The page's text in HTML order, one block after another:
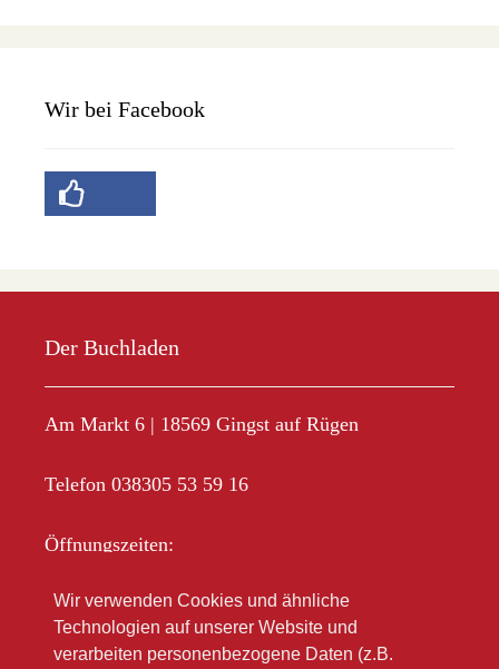
Wir bei Facebook
Der Buchladen
Am Markt 6 | 18569 Gingst auf Rügen
Telefon 038305 53 59 16
Öffnungszeiten:
Sa 10.00 – 12.00
Im Sommer oft länger
Wir verwenden Cookies und ähnliche
Technologien auf unserer Website und
verarbeiten personenbezogene Daten (z.B.